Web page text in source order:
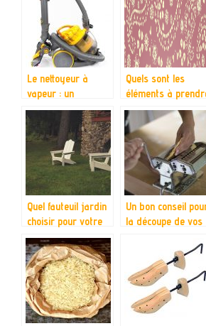
Le nettoyeur à
vapeur : un
accessoire idéal
pour le nettoyage
Quels sont les
éléments à
en compte pour
choisir son écran
professionnel ?
Quel fauteuil jardin
choisir pour votre
extérieur ?
Un bon conseil
la découpe de vos